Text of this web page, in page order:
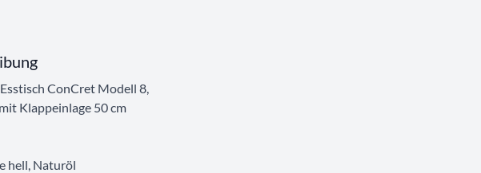
ConCret Modell 8,
Klappeinlage 50 cm
hell, Naturöl